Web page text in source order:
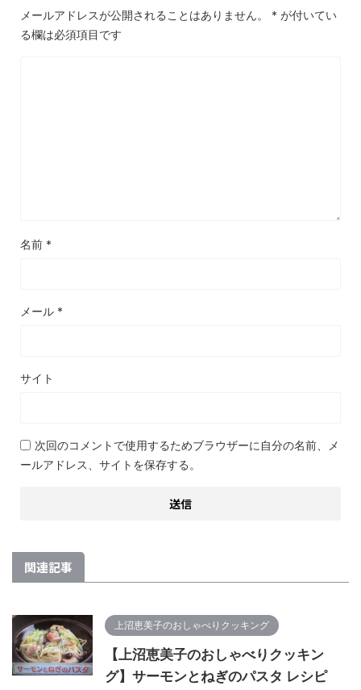
メールアドレスが公開されることはありません。 * が付いてい
る欄は必須項目です
名前 *
メール *
サイト
次回のコメントで使用するためブラウザーに自分の名前、メ
ールアドレス、サイトを保存する。
関連記事
上沼恵美子のおしゃべりクッキング
【上沼恵美子のおしゃべりクッキン
グ】サーモンとねぎのパスタ レシピ